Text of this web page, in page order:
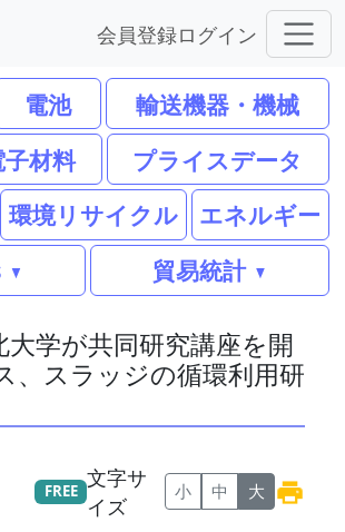
会員登録ログイン
電池
輸送機器・機械
材料
プライスデータ
環境リサイクル
エネルギー
貿易統計
大学が共同研究講座を開
、スラッジの循環利用研
FREE
文字サ
イズ
小 中 大